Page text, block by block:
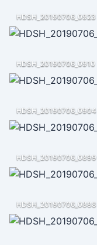
HDSH_20190706_0923
HDSH_20190706_0910
HDSH_20190706_0904
HDSH_20190706_0899
HDSH_20190706_0888